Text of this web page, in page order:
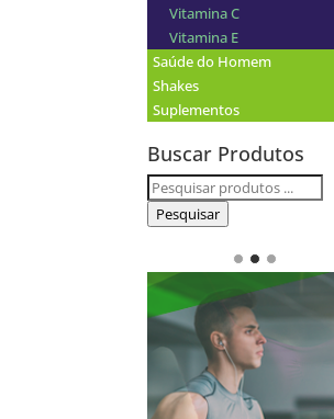
Vitamina C
Vitamina E
Saúde do Homem
Shakes
Suplementos
Buscar Produtos
Pesquisar
por:
Pesquisar